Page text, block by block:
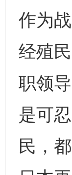
作为
经殖
职领
是可
民，